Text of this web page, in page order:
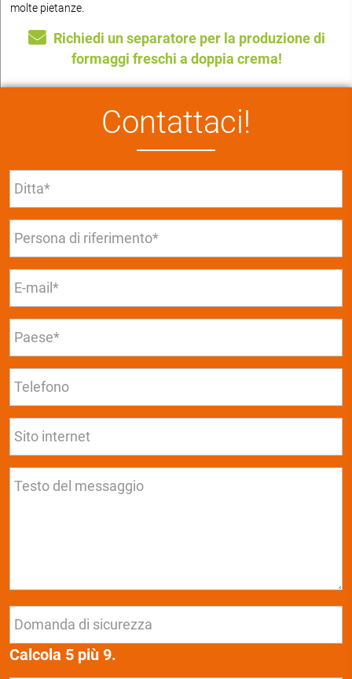
molte pietanze.
Richiedi un separatore per la produzione di
formaggi freschi a doppia crema!
Contattaci!
Calcola 5 più 9.